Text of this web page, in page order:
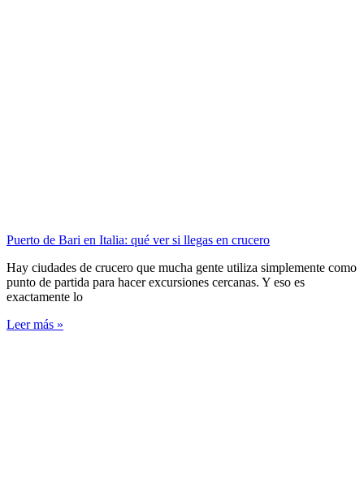
Puerto de Bari en Italia: qué ver si llegas en crucero
Hay ciudades de crucero que mucha gente utiliza simplemente como
punto de partida para hacer excursiones cercanas. Y eso es
exactamente lo
Leer más »